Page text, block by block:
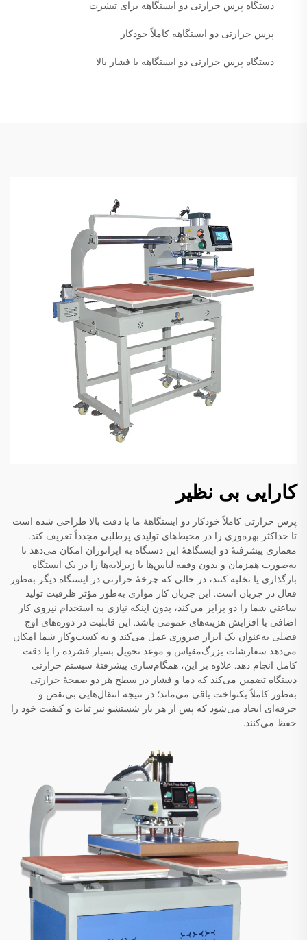
دستگاه پرس حرارتی دو ایستگاهه برای تیشرت
پرس حرارتی دو ایستگاهه کاملاً خودکار
دستگاه پرس حرارتی دو ایستگاهه با فشار بالا
کارایی بی نظیر
پرس حرارتی کاملاً خودکار دو ایستگاههٔ ما با دقت بالا طراحی شده است
تا حداکثر بهره‌وری را در محیط‌های تولیدی پرطلبی مجدداً تعریف کند.
معماری پیشرفتهٔ دو ایستگاههٔ این دستگاه به اپراتوران امکان می‌دهد تا
به‌صورت همزمان و بدون وقفه لباس‌ها یا زیرلایه‌ها را در یک ایستگاه
بارگذاری یا تخلیه کنند، در حالی که چرخهٔ حرارتی در ایستگاه دیگر به‌طور
فعال در جریان است. این جریان کار موازی به‌طور مؤثر ظرفیت تولید
ساعتی شما را دو برابر می‌کند، بدون اینکه نیازی به استخدام نیروی کار
اضافی یا افزایش هزینه‌های عمومی باشد. این قابلیت در دوره‌های اوج
فصلی به‌عنوان یک ابزار ضروری عمل می‌کند و به کسب‌وکار شما امکان
می‌دهد سفارشات بزرگ‌مقیاس و موعد تحویل بسیار فشرده را با دقت
کامل انجام دهد. علاوه بر این، همگام‌سازی پیشرفتهٔ سیستم حرارتی
دستگاه تضمین می‌کند که دما و فشار در سطح هر دو صفحهٔ حرارتی
به‌طور کاملاً یکنواخت باقی می‌ماند؛ در نتیجه انتقال‌هایی بی‌نقص و
حرفه‌ای ایجاد می‌شود که پس از هر بار شستشو نیز ثبات و کیفیت خود را
حفظ می‌کنند.